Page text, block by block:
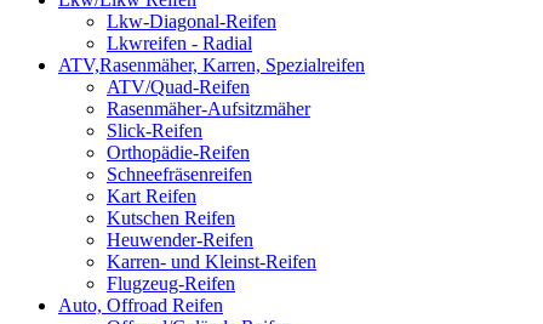
Lkw-Diagonal-Reifen
Lkwreifen - Radial
ATV,Rasenmäher, Karren, Spezialreifen
ATV/Quad-Reifen
Rasenmäher-Aufsitzmäher
Slick-Reifen
Orthopädie-Reifen
Schneefräsenreifen
Kart Reifen
Kutschen Reifen
Heuwender-Reifen
Karren- und Kleinst-Reifen
Flugzeug-Reifen
Auto, Offroad Reifen